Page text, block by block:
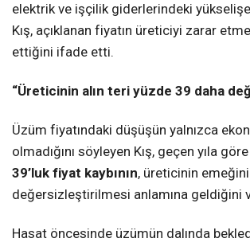
elektrik ve işçilik giderlerindeki
Kış, açıklanan fiyatın üreticiyi zarar
ettiğini ifade etti.
“Üreticinin alın teri yüzde 39 daha
Üzüm fiyatındaki düşüşün yalnızca
olmadığını söyleyen Kış, geçen yıla
39’luk fiyat kaybının, üreticinin
değersizleştirilmesi anlamına geldiğini
Hasat öncesinde üzümün dalında